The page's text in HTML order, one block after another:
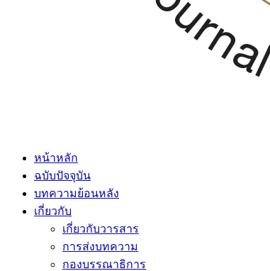
หน้าหลัก
ฉบับปัจจุบัน
บทความย้อนหลัง
เกี่ยวกับ
เกี่ยวกับวารสาร
การส่งบทความ
กองบรรณาธิการ